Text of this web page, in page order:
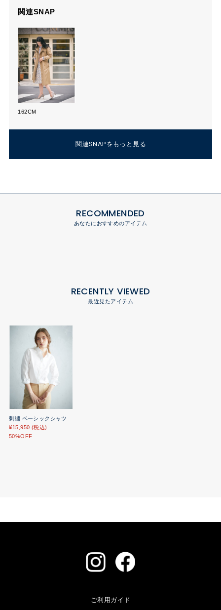
関連SNAP
162CM
関連SNAPをもっと見る
RECOMMENDED
あなたにおすすめのアイテム
RECENTLY VIEWED
最近見たアイテム
刺繍 ベーシックシャツ
¥15,950 (税込)
50%OFF
ご利用ガイド